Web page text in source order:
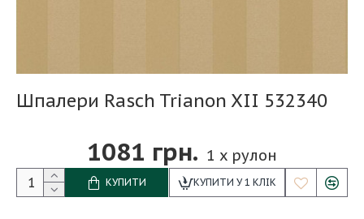
Шпалери Rasch Trianon XII 532340
1081 грн. 1 x рулон
КУПИТИ КУПИТИ У 1 КЛІК